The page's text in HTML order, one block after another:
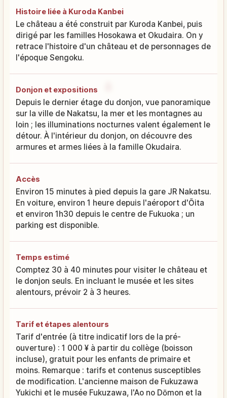
Histoire liée à Kuroda Kanbei
Le château a été construit par Kuroda Kanbei, puis
dirigé par les familles Hosokawa et Okudaira. On y
retrace l'histoire d'un château et de personnages de
l'époque Sengoku.
Donjon et expositions
Depuis le dernier étage du donjon, vue panoramique
sur la ville de Nakatsu, la mer et les montagnes au
loin ; les illuminations nocturnes valent également le
détour. À l'intérieur du donjon, on découvre des
armures et armes liées à la famille Okudaira.
Accès
Environ 15 minutes à pied depuis la gare JR Nakatsu.
En voiture, environ 1 heure depuis l'aéroport d'Ōita
et environ 1h30 depuis le centre de Fukuoka ; un
parking est disponible.
Temps estimé
Comptez 30 à 40 minutes pour visiter le château et
le donjon seuls. En incluant le musée et les sites
alentours, prévoir 2 à 3 heures.
Tarif et étapes alentours
Tarif d'entrée (à titre indicatif lors de la pré-
ouverture) : 1 000 ¥ à partir du collège (boisson
incluse), gratuit pour les enfants de primaire et
moins. Remarque : tarifs et contenus susceptibles
de modification. L'ancienne maison de Fukuzawa
Yukichi et le musée Fukuzawa, l'Ao no Dōmon et la